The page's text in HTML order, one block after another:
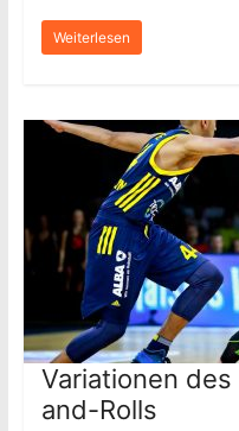
Weiterlesen
Variationen
and-Rolls